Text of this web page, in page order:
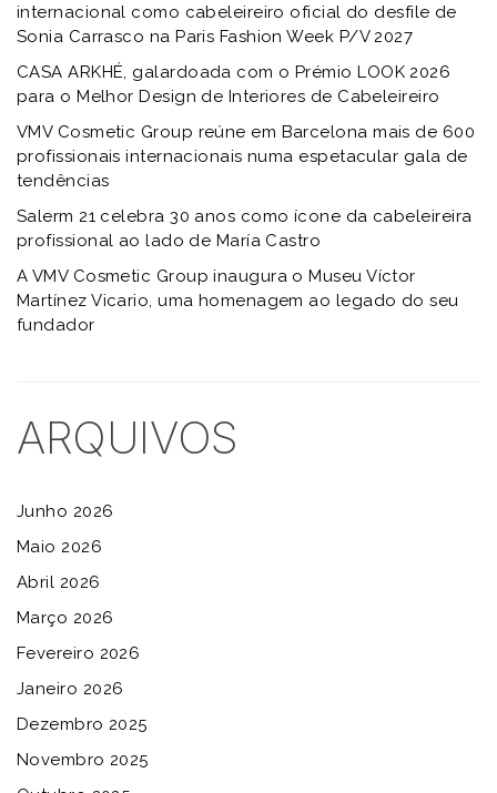
internacional como cabeleireiro oficial do desfile de
Sonia Carrasco na Paris Fashion Week P/V 2027
CASA ARKHÉ, galardoada com o Prémio LOOK 2026
para o Melhor Design de Interiores de Cabeleireiro
VMV Cosmetic Group reúne em Barcelona mais de 600
profissionais internacionais numa espetacular gala de
tendências
Salerm 21 celebra 30 anos como ícone da cabeleireira
profissional ao lado de María Castro
A VMV Cosmetic Group inaugura o Museu Víctor
Martínez Vicario, uma homenagem ao legado do seu
fundador
ARQUIVOS
Junho 2026
Maio 2026
Abril 2026
Março 2026
Fevereiro 2026
Janeiro 2026
Dezembro 2025
Novembro 2025